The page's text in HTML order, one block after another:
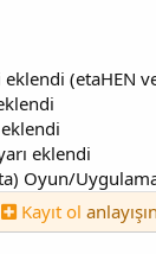
(etaHEN
eklendi​
Oyun/
Kayıt ol